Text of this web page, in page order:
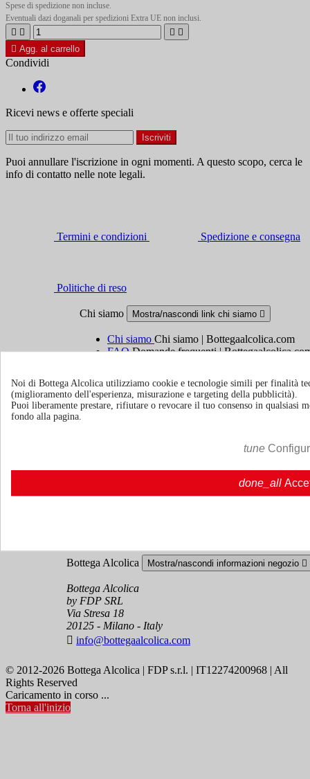
Spese di spedizione non incluse.
Eventuali dazi doganali per spedizioni Extra UE non inclusi.
   
 Agg. al carrello
Condividi
Ricevi news e offerte speciali
Puoi annullare l'iscrizione in ogni momenti. A questo scopo, cerca le
info di contatto nelle note legali.
Termini e condizioni Spedizione e consegna
Politiche di reso
Chi siamo Mostra/nascondi link chi siamo 
Chi siamo Chi siamo | Bottegaalcolica.com
FAQDomande frequenti |
Informazioni Mostra/nascondi link informazioni 
Mostra/nascondi i link del tuo account
Bottega Alcolica Mostra/nascondi informazioni negozio 
Bottega Alcolica
by FDP SRL
Via Stresa 18
20125 - Milano - Italy
 info@bottegaalcolica.com
© 2012-2026 Bottega Alcolica | FDP s.r.l. | IT12274200968 | All
Rights Reserved
Caricamento in corso ...
Torna all'inizio
Noi di Bottega Alcolica utilizziamo cookie e tecnologie simili per finalità
(miglioramento dell'esperienza, misurazione e targeting della pubblicità).
Puoi liberamente prestare, rifiutare o revocare il tuo consenso in qualsiasi
fondo alla pagina.
tune
done_all